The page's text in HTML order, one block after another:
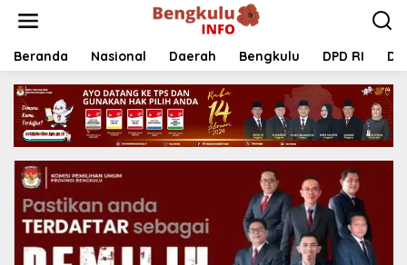
Beranda Nasional Daerah Bengkulu DPD RI